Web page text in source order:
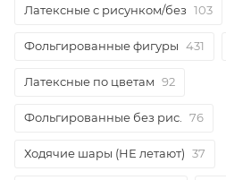
Латексные с рисунком/без 103
Фольгированные фигуры 431
Латексные по цветам 92
Фольгированные без рис. 76
Ходячие шары (НЕ летают) 37